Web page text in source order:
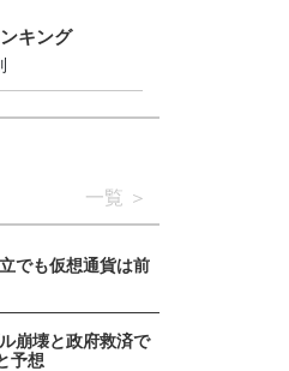
キング
一覧
でも仮想通貨は前
崩壊と政府救済で
予想